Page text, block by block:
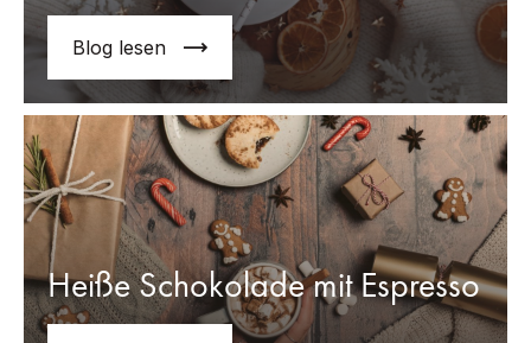
Blog lesen
Heiße Schokolade mit Espresso